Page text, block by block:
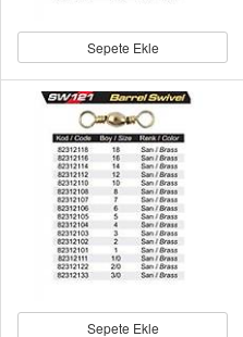
Sepete Ekle
Sepete Ekle